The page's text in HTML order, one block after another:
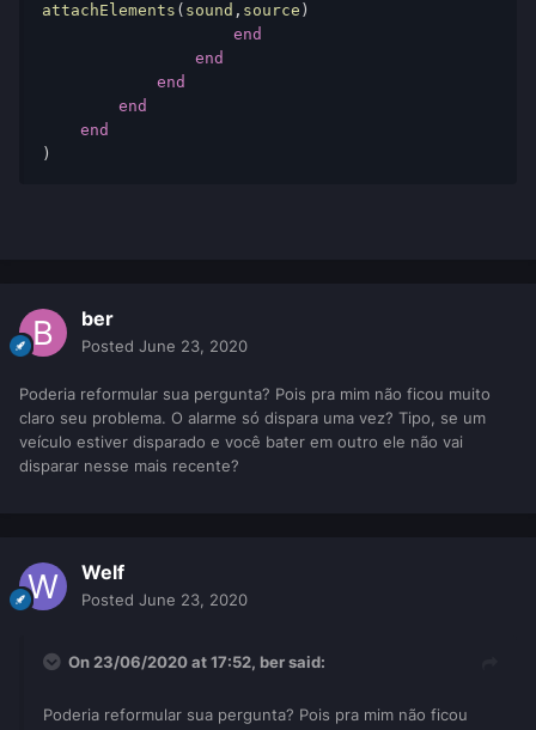
attachElements ( sound , source )
end
end
end
end
end
)
ber
Posted June 23, 2020
Poderia reformular sua pergunta? Pois pra mim não ficou muito
claro seu problema. O alarme só dispara uma vez? Tipo, se um
veículo estiver disparado e você bater em outro ele não vai
disparar nesse mais recente?
Welf
Posted June 23, 2020
On 23/06/2020 at 17:52, bersaid:
Poderia reformular sua pergunta? Pois pra mim não ficou